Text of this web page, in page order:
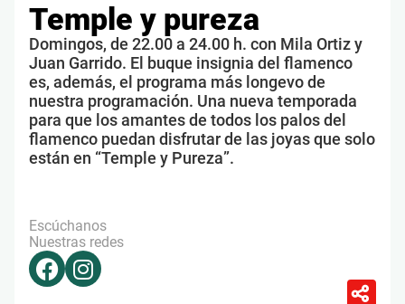
Temple y pureza
Domingos, de 22.00 a 24.00 h. con Mila Ortiz y
Juan Garrido. El buque insignia del flamenco
es, además, el programa más longevo de
nuestra programación. Una nueva temporada
para que los amantes de todos los palos del
flamenco puedan disfrutar de las joyas que solo
están en “Temple y Pureza”.
Escúchanos
Nuestras redes